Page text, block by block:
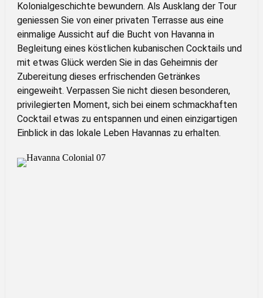
Kolonialgeschichte bewundern. Als Ausklang der Tour
geniessen Sie von einer privaten Terrasse aus eine
einmalige Aussicht auf die Bucht von Havanna in
Begleitung eines köstlichen kubanischen Cocktails und
mit etwas Glück werden Sie in das Geheimnis der
Zubereitung dieses erfrischenden Getränkes
eingeweiht. Verpassen Sie nicht diesen besonderen,
privilegierten Moment, sich bei einem schmackhaften
Cocktail etwas zu entspannen und einen einzigartigen
Einblick in das lokale Leben Havannas zu erhalten.